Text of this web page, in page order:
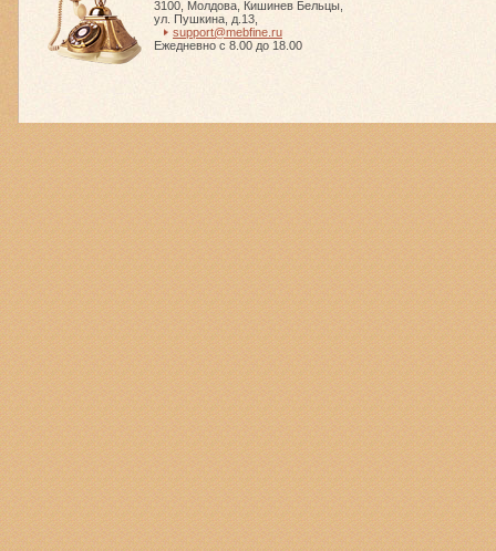
3100 Молдова Кишинев Бельцы
ул. Пушкина, д.13
support@mebfine.ru
Ежедневно с 8.00 до 18.00